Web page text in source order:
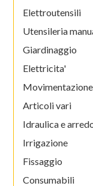
Elettroutensili
Utensileria
Giardinaggio
Elettricita'
Articoli vari
Idraulica e
Irrigazione
Fissaggio
Consumabili